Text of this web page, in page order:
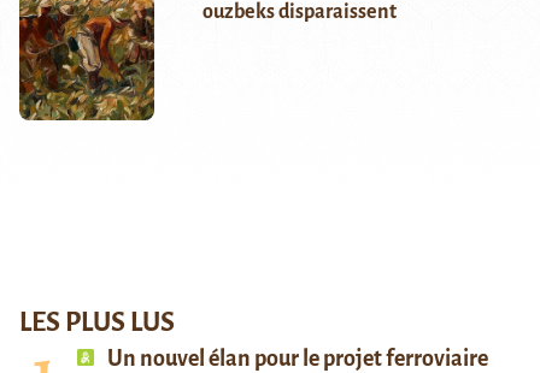
ouzbeks disparaissent
LES PLUS LUS
Un nouvel élan pour le projet ferroviaire